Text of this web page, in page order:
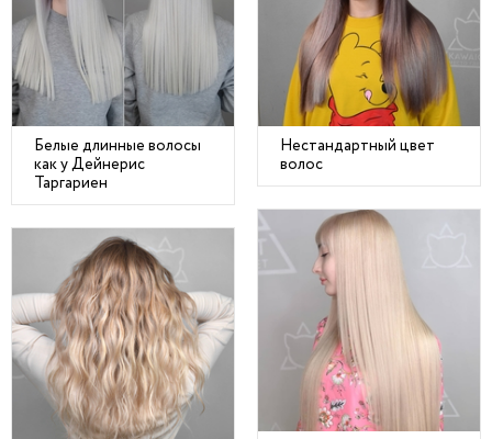
Белые длинные волосы
как у Дейнерис
Таргариен
Нестандартный цвет
волос